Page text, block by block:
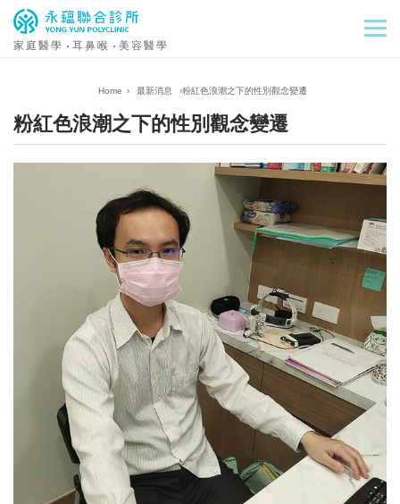
家庭醫學 耳鼻喉 美容醫學
› 最新消息 ›粉紅色浪潮之下的性別觀念變遷
粉紅色浪潮之下的性別觀念變遷